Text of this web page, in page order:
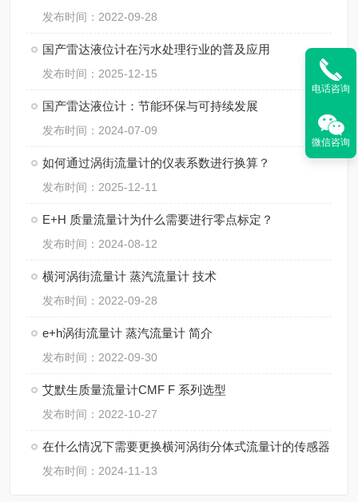
发布时间：2022-09-28
国产雷达液位计在污水处理行业的普及应用
发布时间：2025-12-15
国产雷达液位计：节能环保与可持续发展
发布时间：2024-07-09
如何通过涡街流量计的仪表系数进行换算？
发布时间：2025-12-11
E+H 质量流量计为什么需要进行零点标定？
发布时间：2024-08-12
横河涡街流量计 蒸汽流量计 技术
发布时间：2022-09-28
e+h涡街流量计 蒸汽流量计 简介
发布时间：2022-09-30
艾默生质量流量计CMF F 系列选型
发布时间：2022-10-27
在什么情况下需要更换横河涡街分体式流量计的传感器
发布时间：2024-11-13
电话咨询
微信咨询